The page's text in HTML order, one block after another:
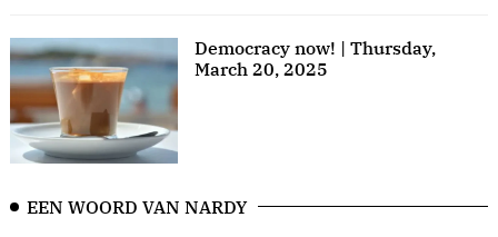
Democracy now! | Thursday,
March 20, 2025
EEN WOORD VAN NARDY